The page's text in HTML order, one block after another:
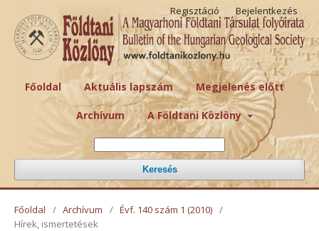
Főoldal Aktuális lapszám Megjelenés előtt
Archívum A Földtani Közlöny
Keresés
Regisztáció Bejelentkezés
Főoldal / Archívum / Évf. 140 szám 1 (2010) /
Hírek, ismertetések